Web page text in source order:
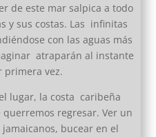
de este mar salpica a todo
y sus costas. Las infinitas
con las aguas más
atraparán al instante
primera vez.
lugar, la costa caribeña
regresar. Ver un
bucear en el